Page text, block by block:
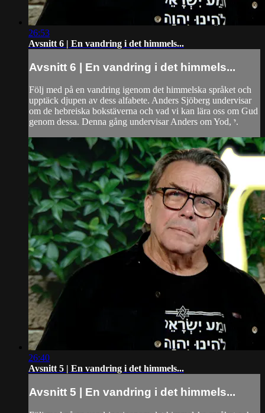
26:53
Avsnitt 6 | En vandring i det himmels...
Avsnitt 6 | En vandring i det himmels...
Följ med på en vandring igenom det himmelska språket och
upptäck djupen av dess alfabete. Anders Sjöberg undervisar
om de hebreiska bokstäverna och vad vi kan lära oss om Gud
genom dessa. Denna gång undervisar Anders om Yod, י.
26:40
Avsnitt 5 | En vandring i det himmels...
Avsnitt 5 | En vandring i det himmels...